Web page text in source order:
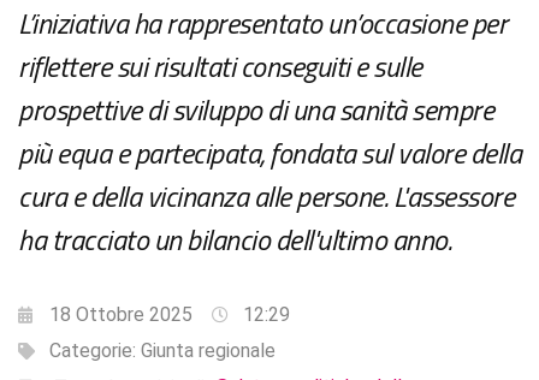
L’iniziativa ha rappresentato un’occasione per
riflettere sui risultati conseguiti e sulle
prospettive di sviluppo di una sanità sempre
più equa e partecipata, fondata sul valore della
cura e della vicinanza alle persone. L'assessore
ha tracciato un bilancio dell'ultimo anno.
18 Ottobre 2025
12:29
Categorie: Giunta regionale